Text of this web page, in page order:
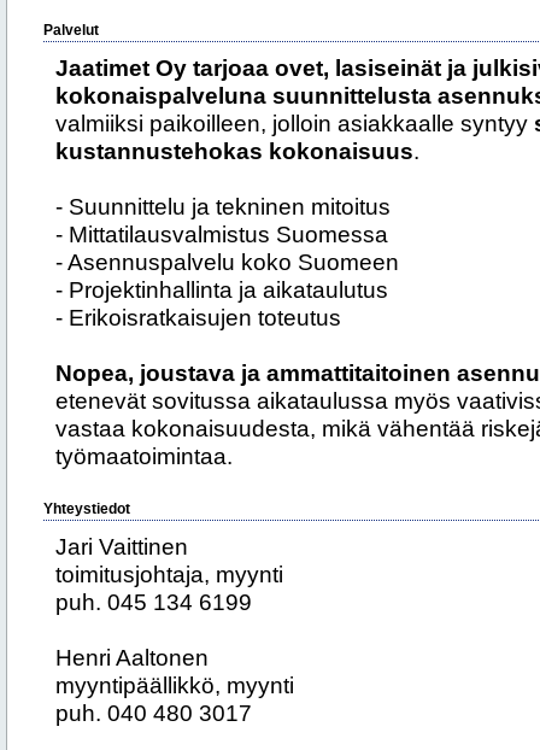
Palvelut
Jaatimet Oy tarjoaa ovet, lasiseinät ja
kokonaispalveluna suunnittelusta
valmiiksi paikoilleen, jolloin asiakkaalle syntyy
kustannustehokas kokonaisuus.
- Suunnittelu ja tekninen mitoitus
- Mittatilausvalmistus Suomessa
- Asennuspalvelu koko Suomeen
- Projektinhallinta ja aikataulutus
- Erikoisratkaisujen toteutus
Nopea, joustava ja ammattitaitoinen
etenevät sovitussa aikataulussa myös
vastaa kokonaisuudesta, mikä vähentää
työmaatoimintaa.
Yhteystiedot
Jari Vaittinen
toimitusjohtaja, myynti
puh. 045 134 6199
Henri Aaltonen
myyntipäällikkö, myynti
puh. 040 480 3017